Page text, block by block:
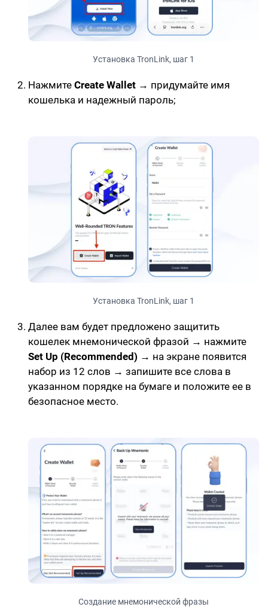
Установка TronLink, шаг 1
Нажмите Create Wallet → придумайте имя
кошелька и надежный пароль;
Установка TronLink, шаг 1
Далее вам будет предложено защитить
кошелек мнемонической фразой → нажмите
Set Up (Recommended) → на экране появится
набор из 12 слов → запишите все слова в
указанном порядке на бумаге и положите ее в
безопасное место.
Создание мнемонической фразы